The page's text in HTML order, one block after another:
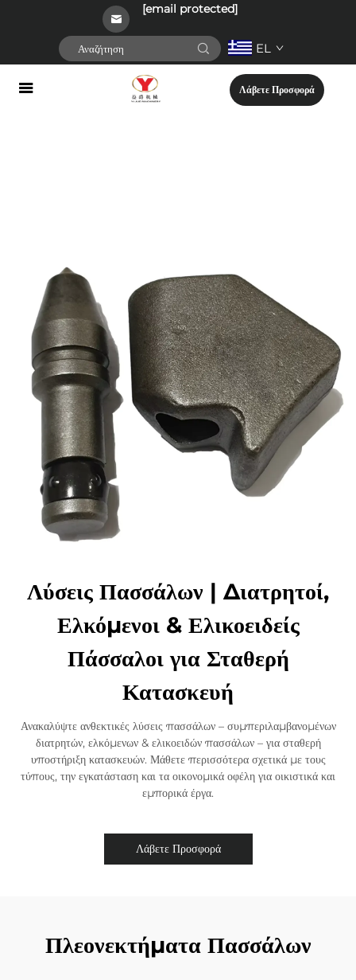
[email protected]
EL
Λάβετε Προσφορά
Λύσεις Πασσάλων | Διατρητοί,
Ελκόμενοι & Ελικοειδείς
Πάσσαλοι για Σταθερή
Κατασκευή
Ανακαλύψτε ανθεκτικές λύσεις πασσάλων – συμπεριλαμβανομένων
διατρητών, ελκόμενων & ελικοειδών πασσάλων – για σταθερή
υποστήριξη κατασκευών. Μάθετε περισσότερα σχετικά με τους
τύπους, την εγκατάσταση και τα οικονομικά οφέλη για οικιστικά και
εμπορικά έργα.
Λάβετε Προσφορά
Πλεονεκτήματα Πασσάλων